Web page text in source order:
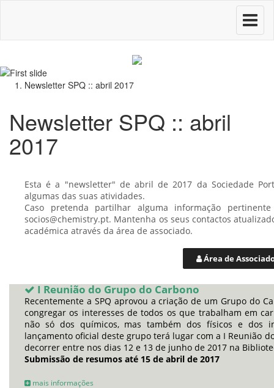
Toggle
Newsletter SPQ :: abril 2017
Newsletter SPQ :: abril
2017
Esta é a "newsletter" de abril de 2017 da Sociedade
algumas das suas atividades.
Caso pretenda partilhar alguma informação
socios@chemistry.pt. Mantenha os seus contactos
académica através da área de associado.
Área de
I Reunião do Grupo do Carbono
Recentemente a SPQ aprovou a criação de um Grupo do
congregar os interesses de todos os que trabalham em
não só dos químicos, mas também dos físicos e dos
lançamento oficial deste grupo terá lugar com a I Reunião
decorrer entre nos dias 12 e 13 de junho de 2017 na
Submissão de resumos até 15 de abril de 2017
mais informações